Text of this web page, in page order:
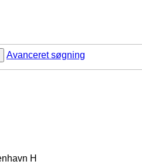
Avanceret søgning
H